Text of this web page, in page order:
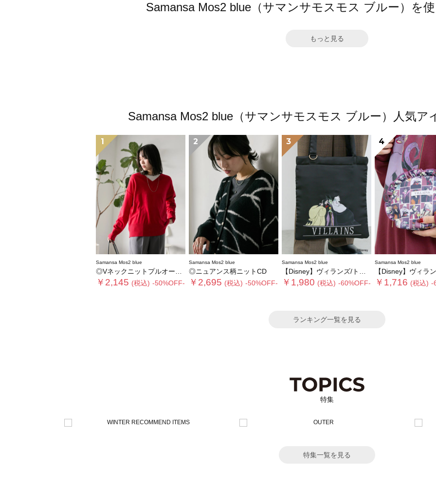
Samansa Mos2 blue（サマンサモスモス ブルー）を
もっと見る
Samansa Mos2 blue（サマンサモスモス ブルー）人気ア
1
Samansa Mos2 blue
◎Vネックニットプルオーバー
￥2,145 (税込) -50%OFF-
2
Samansa Mos2 blue
◎ニュアンス柄ニットCD
￥2,695 (税込) -50%OFF-
3
Samansa Mos2 blue
【Disney】ヴィランズ/トートバッグ
￥1,980 (税込) -60%OFF-
4
Samansa Mos2 blue
【Disney】ヴィランズ/フリ
￥1,716 (税込) -
ランキング一覧を見る
特集
特集一覧を見る